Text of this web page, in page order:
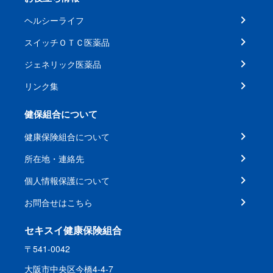
ヘルシーライフ
スイッチＯＴＣ医薬品
ジェネリック医薬品
リンク集
健保組合について
健康保険組合について
所在地・連絡先
個人情報保護について
お問合せはこちら
セキスイ健康保険組合
〒541-0042
大阪市中央区今橋4-4-7